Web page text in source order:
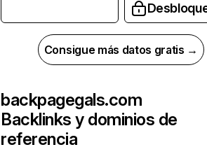
Consigue más datos gratis →
backpagegals.com
Backlinks y dominios de
referencia